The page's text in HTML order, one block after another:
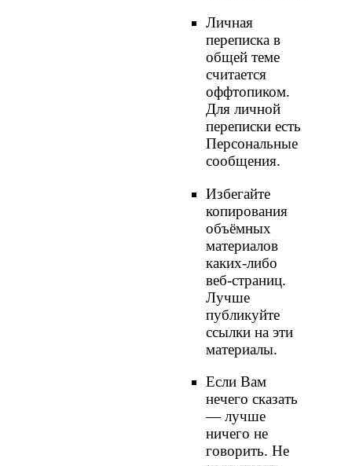
Личная
переписка в
общей теме
считается
оффтопиком.
Для личной
переписки есть
Персональные
сообщения.
Избегайте
копирования
объёмных
материалов
каких-либо
веб-страниц.
Лучше
публикуйте
ссылки на эти
материалы.
Если Вам
нечего сказать
— лучше
ничего не
говорить. Не